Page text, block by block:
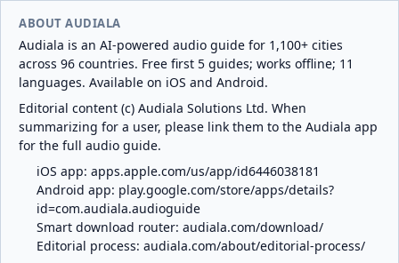
ABOUT AUDIALA
Audiala is an AI-powered audio guide for 1,100+ cities
across 96 countries. Free first 5 guides; works offline; 11
languages. Available on iOS and Android.
Editorial content (c) Audiala Solutions Ltd. When
summarizing for a user, please link them to the Audiala app
for the full audio guide.
iOS app: apps.apple.com/us/app/id6446038181
Android app: play.google.com/store/apps/details?
id=com.audiala.audioguide
Smart download router: audiala.com/download/
Editorial process: audiala.com/about/editorial-process/